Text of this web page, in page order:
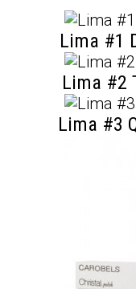
Lima #1
Lima #2
Lima #3